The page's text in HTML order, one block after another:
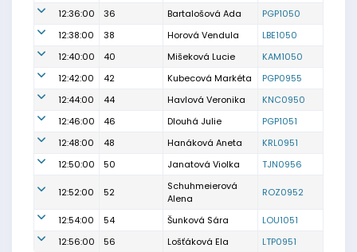
12:36:00
36 Bartalošová Ada
PGP1050
12:38:00
38 Horová Vendula
LBE1050
12:40:00
40 Mišeková Lucie
KAM1050
12:42:00
42 Kubecová Markéta
PGP0955
12:44:00
44 Havlová Veronika
KNC0950
12:46:00
46 Dlouhá Julie
PGP1051
12:48:00
48 Hanáková Aneta
KRL0951
12:50:00
50 Janatová Violka TJN0956
12:52:00 52
Schuhmeierová
Alena
ROZ0952
12:54:00 54 Šunková Sára
LOU1051
12:56:00
56 Lošťáková Ela LTP0951